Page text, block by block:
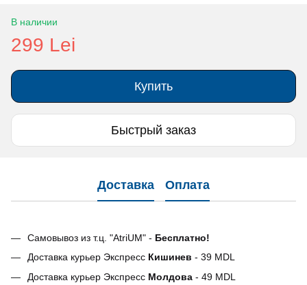
В наличии
299 Lei
Купить
Быстрый заказ
Доставка Оплата
Самовывоз из т.ц. "AtriUM" - Бесплатно!
Доставка курьер Экспресс Кишинев - 39 MDL
Доставка курьер Экспресс Молдова - 49 MDL